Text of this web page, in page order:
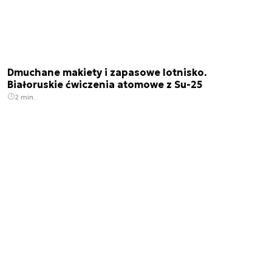
Dmuchane makiety i zapasowe lotnisko.
Białoruskie ćwiczenia atomowe z Su-25
2 min.